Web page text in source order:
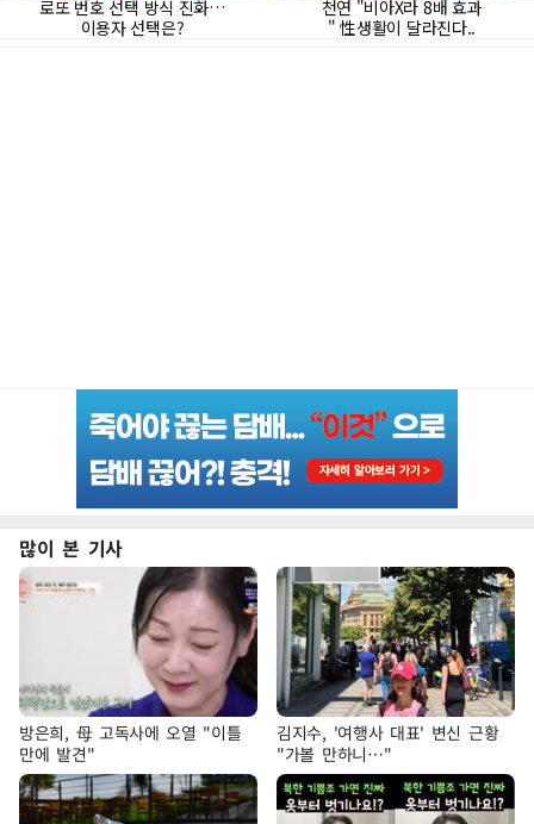
많이 본 기사
방은희, 母 고독사에 오열 "이틀
만에 발견"
김지수, '여행사 대표' 변신 근황
"가볼 만하니…"